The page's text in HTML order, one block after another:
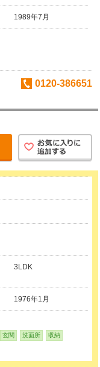
1989年7月
0120-386651
3LDK
1976年1月
玄関 洗面所 収納